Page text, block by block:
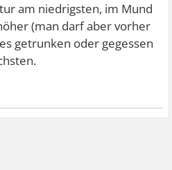
am niedrigsten, im Mund
(man darf aber vorher
getrunken oder gegessen